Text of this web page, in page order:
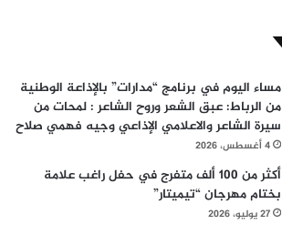
مساء اليوم في برنامج “مدارات” بالإذاعة الوطنية
من الرباط: عبق الشعر وروح الشاعر : لمحات من
سيرة الشاعر والاعلامي الإذاعي وجيه فهمي صلاح
4 أغسطس، 2026
أكثر من 100 ألف متفرج في حفل راغب علامة
بختام مهرجان “تيميتار”
27 يوليو، 2026